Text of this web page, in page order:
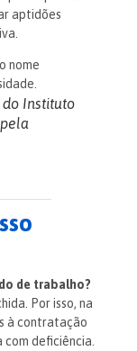
aptidões
do Instituto
de trabalho?
Por isso, na
à contratação
deficiência.